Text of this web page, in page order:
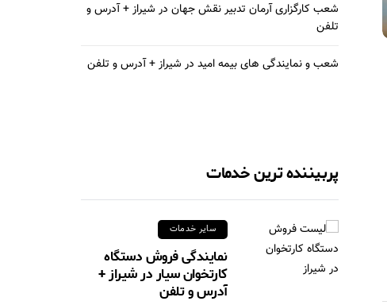
شعب کارگزاری آرمان تدبیر نقش جهان در شیراز + آدرس و
تلفن
شعب و نمایندگی های بیمه امید در شیراز + آدرس و تلفن
پربیننده ترین خدمات
سایر خدمات
نمایندگی فروش دستگاه
کارتخوان سیار در شیراز +
آدرس و تلفن